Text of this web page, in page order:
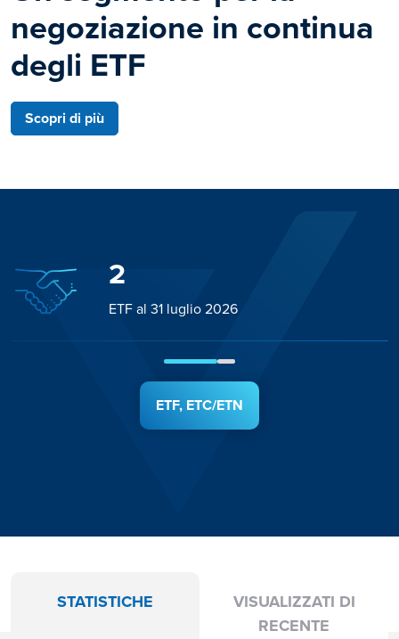
negoziazione in continua
degli ETF
Scopri di più
2
ETF al 31 luglio 2026
ETF, ETC/ETN
STATISTICHE
VISUALIZZATI DI
RECENTE